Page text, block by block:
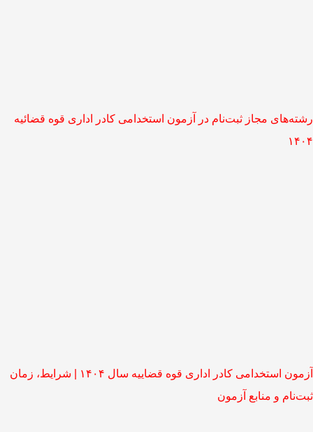
رشته‌های مجاز ثبت‌نام در آزمون استخدامی کادر اداری قوه قضائیه
۱۴۰۴
آزمون استخدامی کادر اداری قوه قضاییه سال ۱۴۰۴ | شرایط، زمان
ثبت‌نام و منابع آزمون